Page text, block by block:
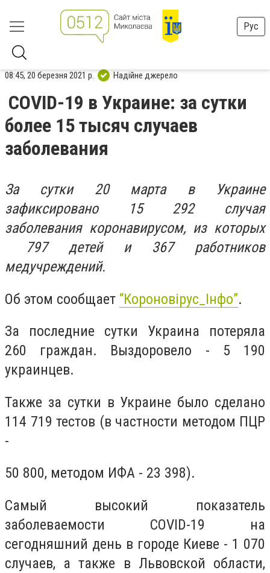
Рус
08:45, 20 березня 2021 р. Надійне джерело
COVID-19 в Украине: за сутки
более 15 тысяч случаев
заболевания
За сутки 20 марта в Украине
зафиксировано 15 292 случая
заболевания коронавирусом, из которых
797 детей и 367 работников
медучреждений.
Об этом сообщает “Короновірус_Інфо”.
За последние сутки Украина потеряла
260 граждан. Выздоровело - 5 190
украинцев.
Также за сутки в Украине было сделано
114 719 тестов (в частности методом ПЦР
-
50 800, методом ИФА - 23 398).
Самый высокий показатель
заболеваемости COVID-19 на
сегодняшний день в городе Киеве - 1 070
случаев, а также в Львовской области,